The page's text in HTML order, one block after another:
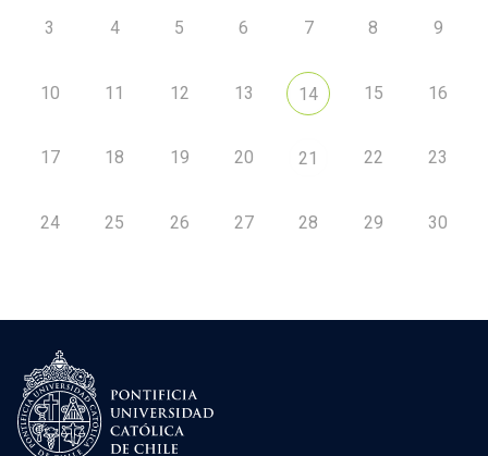
3 4 5 6 7 8 9
10 11 12 13 14 15 16
17 18 19 20 21 22 23
24 25 26 27 28 29 30